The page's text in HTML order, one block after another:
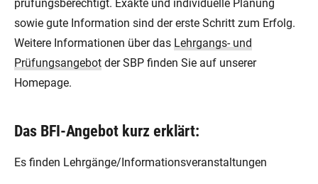
prüfungsberechtigt. Exakte und individuelle Planung
sowie gute Information sind der erste Schritt zum Erfolg.
Weitere Informationen über das Lehrgangs- und
Prüfungsangebot der SBP finden Sie auf unserer
Homepage.
Das BFI-Angebot kurz erklärt:
Es finden Lehrgänge/Informationsveranstaltungen